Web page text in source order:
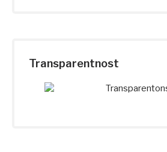
Transparentnost